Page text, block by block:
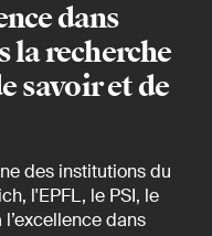
dans
la recherche
savoir et de
des institutions du
l'EPFL, le PSI, le
dans